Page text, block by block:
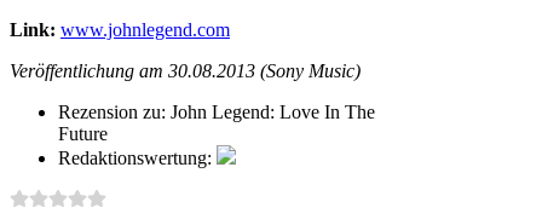
Link: www.johnlegend.com
Veröffentlichung am 30.08.2013 (Sony Music)
Rezension zu: John Legend: Love In The
Future
Redaktionswertung: